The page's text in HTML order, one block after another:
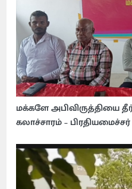
மக்களே அபிவிருத்தியை
கலாச்சாரம் – பிரதியமைச்சர்